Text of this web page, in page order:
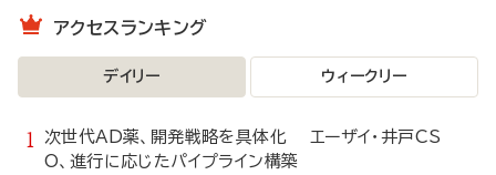
アクセスランキング
デイリー ウィークリー
次世代AD薬、開発戦略を具体化 エーザイ・井戸CS
O、進行に応じたパイプライン構築